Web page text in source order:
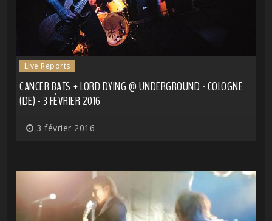
Live Reports
CANCER BATS + LORD DYING @ UNDERGROUND - COLOGNE
(DE) - 3 FÉVRIER 2016
3 février 2016